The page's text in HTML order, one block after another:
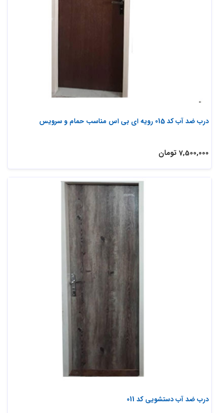
درب ضد آب کد 015 رویه ای بی اس مناسب حمام و سرویس
7,500,000 تومان
درب ضد آب دستشویی کد 011